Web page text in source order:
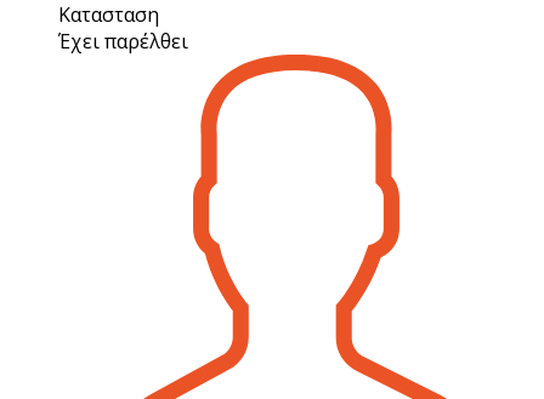
Κατασταση
Έχει παρέλθει